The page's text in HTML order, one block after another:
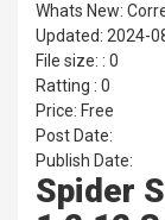
Whats New:
Updated: 2024-
File size: : 0
Ratting : 0
Price: Free
Post Date:
Publish Date:
Spider